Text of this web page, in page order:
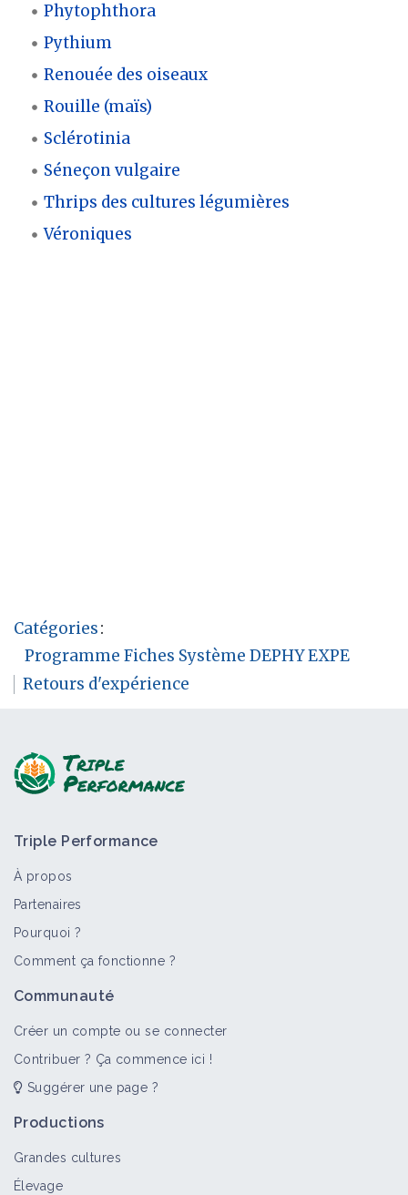
Phytophthora
Pythium
Renouée des oiseaux
Rouille (maïs)
Sclérotinia
Séneçon vulgaire
Thrips des cultures légumières
Véroniques
Catégories:
Programme Fiches Système DEPHY EXPE
Retours d'expérience
Triple Performance
À propos
Partenaires
Pourquoi ?
Comment ça fonctionne ?
Communauté
Créer un compte ou se connecter
Contribuer ? Ça commence ici !
Suggérer une page ?
Productions
Grandes cultures
Élevage